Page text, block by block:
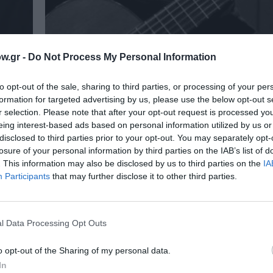
- Do Not Process My Personal Information
opt-out of the sale, sharing to third parties, or processing of your
for targeted advertising by us, please use the below opt-out
selection. Please note that after your opt-out request is processed
interest-based ads based on personal information utilized by us
to third parties prior to your opt-out. You may separately
of your personal information by third parties on the IAB’s list of
This information may also be disclosed by us to third parties on the
Participants that may further disclose it to other third parties.
Data Processing Opt Outs
opt-out of the Sharing of my personal data.
ΜΟΥΣΙΚΗ / ΜΟΥΣΙΚΑ ΝΕΑ
Τοσικιάν στην Σφίγγα
Δύο γυναικείες φωνές (Νένα Βενετσάνου και
Τσαϊρέλη) και δύο κιθάρες (Νότης Μαυρουδής